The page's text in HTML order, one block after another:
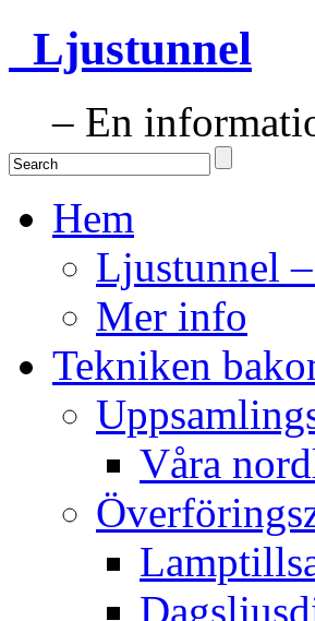
Ljustunnel
– En
Hem
Ljustunnel
Mer info
Tekniken
Våra